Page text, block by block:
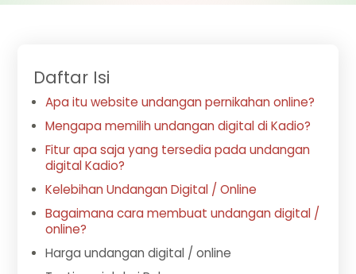
Daftar Isi
Apa itu website undangan pernikahan online?
Mengapa memilih undangan digital di Kadio?
Fitur apa saja yang tersedia pada undangan
digital Kadio?
Kelebihan Undangan Digital / Online
Bagaimana cara membuat undangan digital /
online?
Harga undangan digital / online